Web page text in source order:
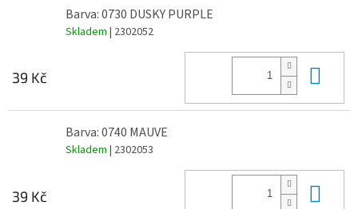
Barva: 0730 DUSKY PURPLE
Skladem | 2302052
39 Kč
Barva: 0740 MAUVE
Skladem | 2302053
39 Kč